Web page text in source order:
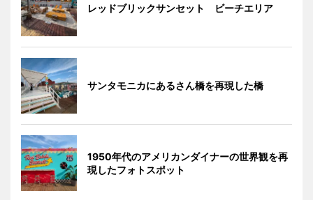
レッドブリックサンセット ビーチエリア
サンタモニカにあるさん橋を再現した橋
1950年代のアメリカンダイナーの世界観を再
現したフォトスポット